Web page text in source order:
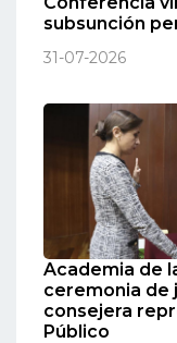
subsunción
31-07-2026
Academia de
ceremonia de
consejera
Público